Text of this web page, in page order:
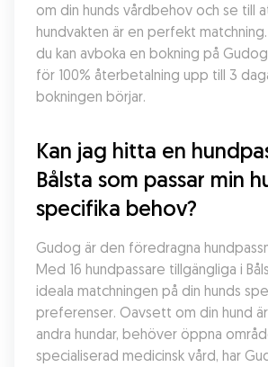
om din hunds vårdbehov och se till
hundvakten är en perfekt
du kan avboka en bokning på
för 100% återbetalning upp till 3
bokningen börjar.
Kan jag hitta en
Bålsta som passar min
specifika behov?
Gudog är den föredragna
Med 16 hundpassare tillgängliga i
ideala matchningen på din hunds
preferenser. Oavsett om din hund
andra hundar, behöver öppna
specialiserad medicinsk vård, har